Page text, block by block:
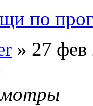
по
» 27